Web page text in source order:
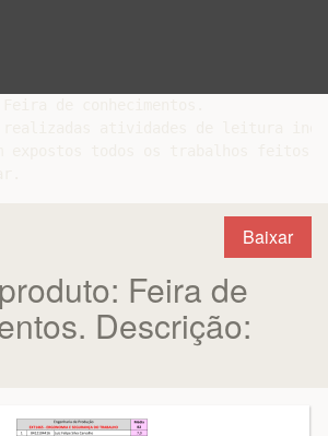
Baixar
Feira de
Descrição: